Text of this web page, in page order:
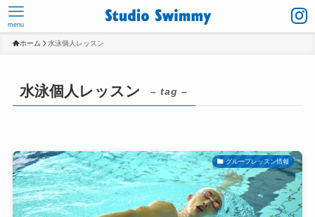
menu
ホーム 水泳個人レッスン
水泳個人レッスン – tag –
グループレッスン情報